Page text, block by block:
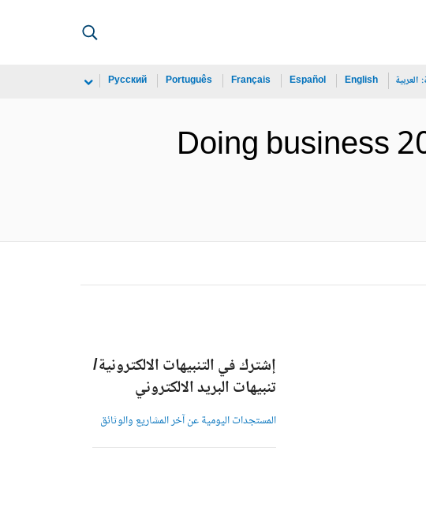
العربية English
Español
Français
Português
Русский
Doing business
إشترك في التنبيهات الالكترونية/
تنبيهات البريد الالكتروني
المستجدات اليومية عن آخر المشاريع والوثائق